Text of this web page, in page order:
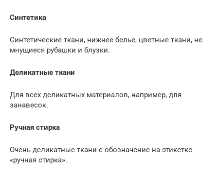
Синтетика
Синтетические ткани, нижнее белье, цветные ткани, не
мнущиеся рубашки и блузки.
Деликатные ткани
Для всех деликатных материалов, например, для
занавесок.
Ручная стирка
Очень деликатные ткани с обозначение на этикетке
«ручная стирка».